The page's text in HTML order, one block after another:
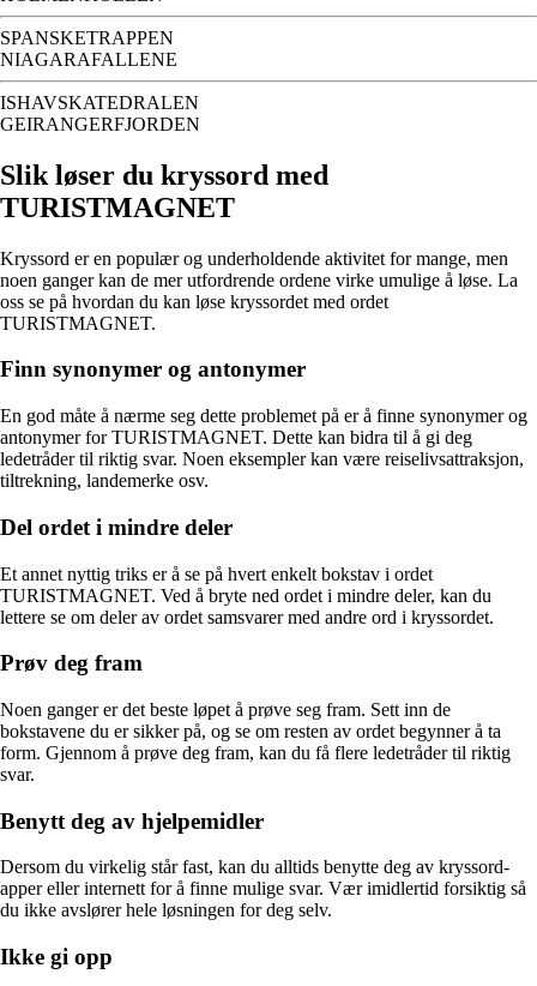
SPANSKETRAPPEN
NIAGARAFALLENE
ISHAVSKATEDRALEN
GEIRANGERFJORDEN
Slik løser du kryssord med
TURISTMAGNET
Kryssord er en populær og underholdende aktivitet for mange, men
noen ganger kan de mer utfordrende ordene virke umulige å løse. La
oss se på hvordan du kan løse kryssordet med ordet
TURISTMAGNET.
Finn synonymer og antonymer
En god måte å nærme seg dette problemet på er å finne synonymer og
antonymer for TURISTMAGNET. Dette kan bidra til å gi deg
ledetråder til riktig svar. Noen eksempler kan være reiselivsattraksjon,
tiltrekning, landemerke osv.
Del ordet i mindre deler
Et annet nyttig triks er å se på hvert enkelt bokstav i ordet
TURISTMAGNET. Ved å bryte ned ordet i mindre deler, kan du
lettere se om deler av ordet samsvarer med andre ord i kryssordet.
Prøv deg fram
Noen ganger er det beste løpet å prøve seg fram. Sett inn de
bokstavene du er sikker på, og se om resten av ordet begynner å ta
form. Gjennom å prøve deg fram, kan du få flere ledetråder til riktig
svar.
Benytt deg av hjelpemidler
Dersom du virkelig står fast, kan du alltids benytte deg av kryssord-
apper eller internett for å finne mulige svar. Vær imidlertid forsiktig så
du ikke avslører hele løsningen for deg selv.
Ikke gi opp